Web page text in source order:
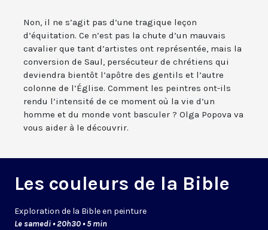
Non, il ne s’agit pas d’une tragique leçon
d’équitation. Ce n’est pas la chute d’un mauvais
cavalier que tant d’artistes ont représentée, mais la
conversion de Saul, persécuteur de chrétiens qui
deviendra bientôt l’apôtre des gentils et l’autre
colonne de l’Église. Comment les peintres ont-ils
rendu l’intensité de ce moment où la vie d’un
homme et du monde vont basculer ? Olga Popova va
vous aider à le découvrir.
Les couleurs de la Bible
Exploration de la Bible en peinture
Le samedi • 20h30 • 5 min